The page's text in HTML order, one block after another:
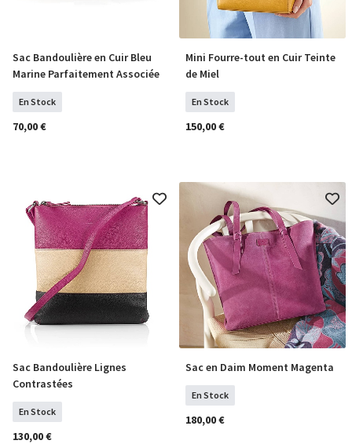
COMMANDER
Sac Bandoulière en Cuir Bleu
Marine Parfaitement Associée
En Stock
70,00 €
COMMANDER
Mini Fourre-tout en Cuir Teinte
de Miel
En Stock
150,00 €
COMMANDER
Sac Bandoulière Lignes
Contrastées
En Stock
130,00 €
COMMANDER
Sac en Daim Moment Magenta
En Stock
180,00 €